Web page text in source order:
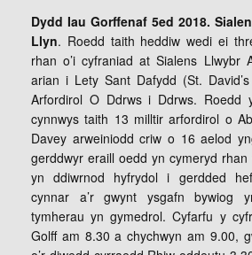
Dydd Iau Gorffenaf 5ed 2018.
Llyn. Roedd taith heddiw wedi ei
rhan o’i cyfraniad at Sialens Llwybr
arian i Lety Sant Dafydd (St.
Arfordirol O Ddrws i Ddrws. Roedd
cynnwys taith 13 milltir arfordirol o
Davey arweiniodd criw o 16 aelod
gerddwyr eraill oedd yn cymeryd
yn ddiwrnod hyfrydol i gerdded
cynnar a’r gwynt ysgafn bywiog
tymherau yn gymedrol. Cyfarfu y
Golff am 8.30 a chychwyn am 9.00,